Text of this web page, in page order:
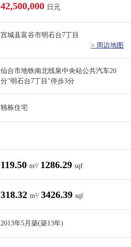
42,500,000 日元
宫城县富谷市明石台7丁目
> 周边地图
仙台市地铁南北线泉中央站公共汽车20
分"明石台7丁目"停歩3分
独栋住宅
119.50 m²/ 1286.29 sqf
318.32 m²/ 3426.39 sqf
2013年5月築(築13年)